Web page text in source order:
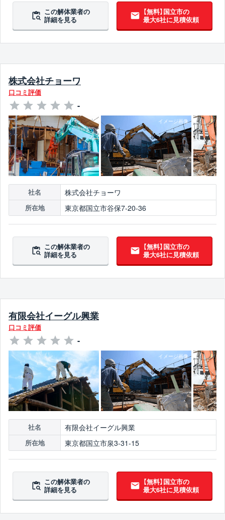
この解体業者の
詳細を見る
【無料】国立市の
最大6社に見積依頼
株式会社チョーワ
口コミ評価
-
社名 株式会社チョーワ
所在地 東京都国立市谷保7-20-36
この解体業者の
詳細を見る
【無料】国立市の
最大6社に見積依頼
有限会社イーグル興業
口コミ評価
-
社名 有限会社イーグル興業
所在地 東京都国立市泉3-31-15
この解体業者の
詳細を見る
【無料】国立市の
最大6社に見積依頼